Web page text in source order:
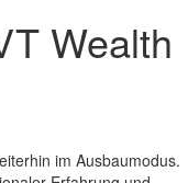
Wealth
im Ausbaumodus.